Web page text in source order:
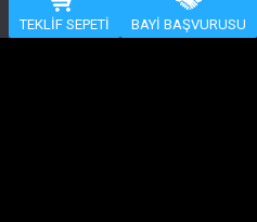
TEKLİF SEPETİ
BAYİ BAŞVURUSU